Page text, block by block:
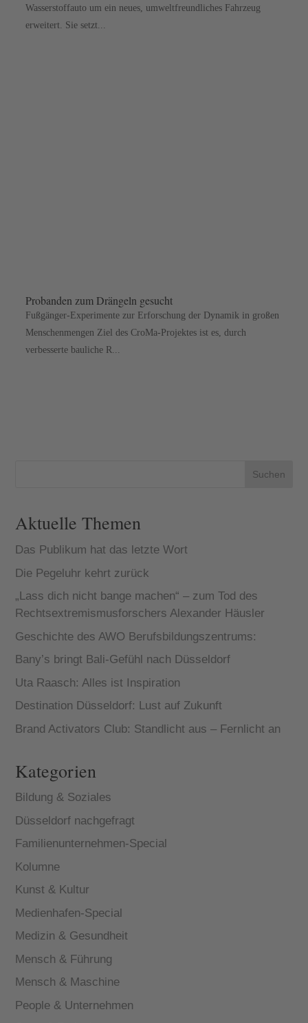
Wasserstoffauto um ein neues, umweltfreundliches Fahrzeug
erweitert. Sie setzt...
Probanden zum Drängeln gesucht
Fußgänger-Experimente zur Erforschung der Dynamik in großen
Menschenmengen Ziel des CroMa-Projektes ist es, durch
verbesserte bauliche R...
Suchen
Aktuelle Themen
Das Publikum hat das letzte Wort
Die Pegeluhr kehrt zurück
„Lass dich nicht bange machen“ – zum Tod des
Rechtsextremismusforschers Alexander Häusler
Geschichte des AWO Berufsbildungszentrums:
Bany’s bringt Bali-Gefühl nach Düsseldorf
Uta Raasch: Alles ist Inspiration
Destination Düsseldorf: Lust auf Zukunft
Brand Activators Club: Standlicht aus – Fernlicht an
Kategorien
Bildung & Soziales
Düsseldorf nachgefragt
Familienunternehmen-Special
Kolumne
Kunst & Kultur
Medienhafen-Special
Medizin & Gesundheit
Mensch & Führung
Mensch & Maschine
People & Unternehmen